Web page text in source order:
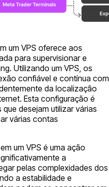
um VPS oferece aos
para supervisionar e
Utilizando um VPS, os
confiável e contínua com
da localização
Esta configuração é
desejam utilizar várias
várias contas
um VPS é uma ação
a
pelas complexidades dos
a estabilidade e